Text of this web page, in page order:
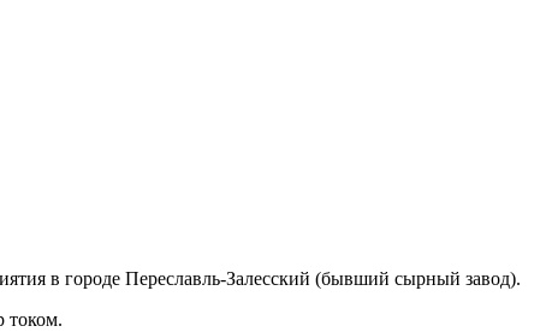
в городе Переславль-Залесский (бывший сырный завод).
током.